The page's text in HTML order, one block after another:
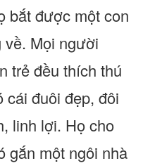
bắt được một con
về. Mọi người
trẻ đều thích thú
cái đuôi đẹp, đôi
linh lợi. Họ cho
gắn một ngôi nhà